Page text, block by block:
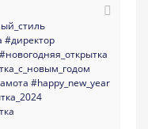
#директор
#новогодняя_открытка
#happy_new_year